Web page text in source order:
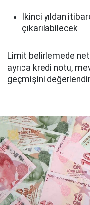
İkinci yıldan
çıkarılabilecek
Limit belirlemede
ayrıca kredi notu,
geçmişini